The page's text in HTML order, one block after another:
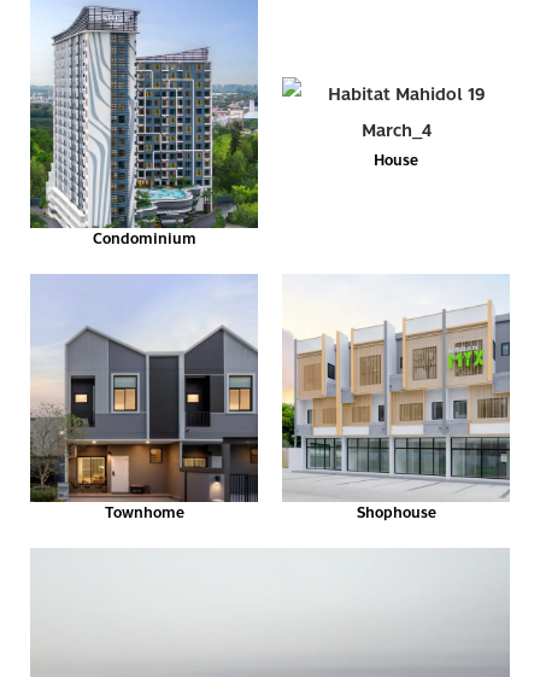
Condominium
House
Townhome Shophouse